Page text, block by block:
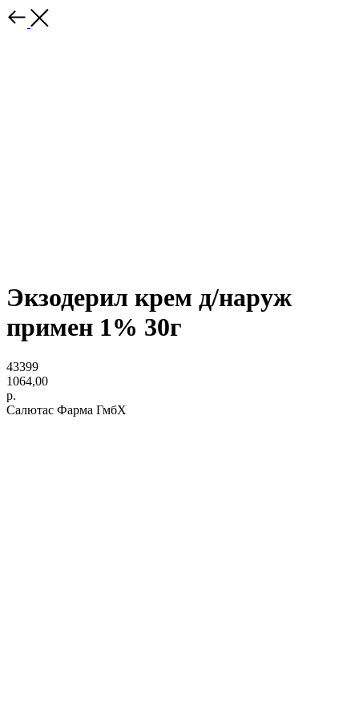
Экзодерил крем д/наруж
примен 1% 30г
43399
1064,00
р.
Салютас Фарма ГмбХ